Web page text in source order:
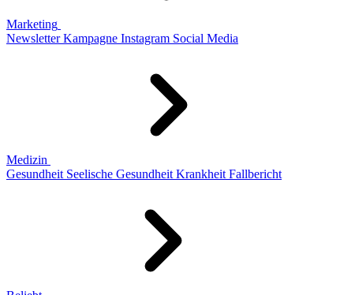
Marketing
Newsletter Kampagne Instagram Social Media
Medizin
Gesundheit Seelische Gesundheit Krankheit Fallbericht